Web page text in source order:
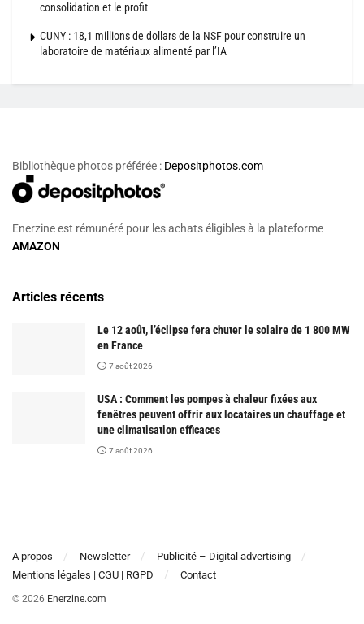
consolidation et le profit
CUNY : 18,1 millions de dollars de la NSF pour construire un
laboratoire de matériaux alimenté par l’IA
Bibliothèque photos préférée : Depositphotos.com
Enerzine est rémunéré pour les achats éligibles à la plateforme
AMAZON
Articles récents
Le 12 août, l’éclipse fera chuter le solaire de 1 800 MW
en France
7 août 2026
USA : Comment les pompes à chaleur fixées aux
fenêtres peuvent offrir aux locataires un chauffage et
une climatisation efficaces
7 août 2026
A propos Newsletter
Publicité – Digital advertising
Mentions légales | CGU | RGPD
Contact
© 2026 Enerzine.com